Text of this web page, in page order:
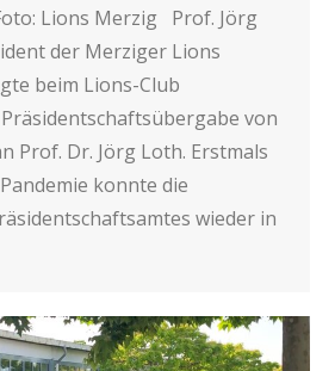
Lions Merzig Prof. Jörg
der Merziger Lions
beim Lions-Club
von
Prof. Dr. Jörg Loth. Erstmals
konnte die
wieder in